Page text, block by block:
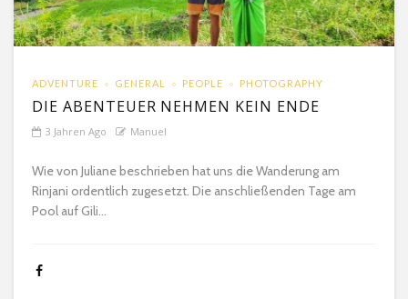
ADVENTURE GENERAL PEOPLE PHOTOGRAPHY
DIE ABENTEUER NEHMEN KEIN ENDE
3 Jahren Ago Manuel
Wie von Juliane beschrieben hat uns die Wanderung am
Rinjani ordentlich zugesetzt. Die anschließenden Tage am
Pool auf Gili...